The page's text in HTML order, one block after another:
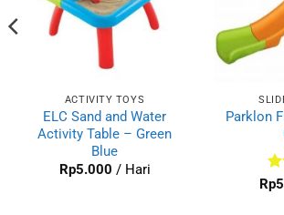
ACTIVITY TOYS
ELC Sand and Water
Activity Table – Green
Blue
Rp5.000 / Hari
Parklon
Rp